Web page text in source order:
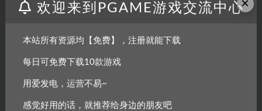
操作系统: Windows 7
MP
内存:
500 MB RAM
GeForce 3
DirectX 版本:9.0
×
欢迎来到PGAME游戏交流中心
本站所有资源均【免费】，注册就能下载
每日可免费下载10款游戏
用爱发电，运营不易~
感觉好用的话，就推荐给身边的朋友吧